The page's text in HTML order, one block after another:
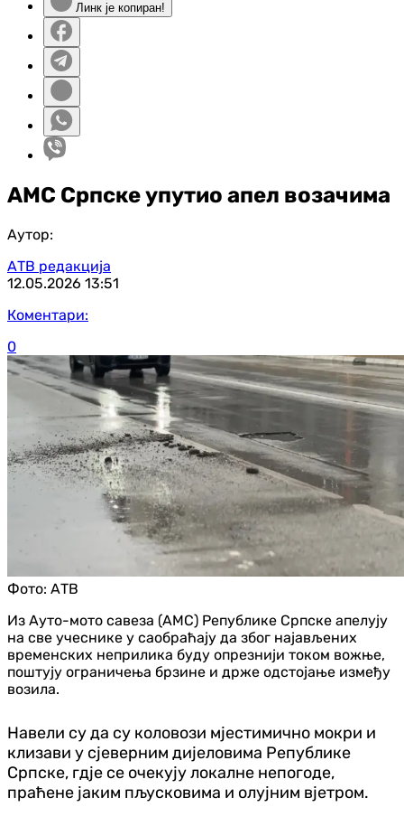
Линк је копиран!
АМС Српске упутио апел возачима
Аутор:
АТВ редакција
12.05.2026 13:51
Коментари:
0
Фото: АТВ
Из Ауто-мото савеза (АМС) Републике Српске апелују
на све учеснике у саобраћају да због најављених
временских неприлика буду опрезнији током вожње,
поштују ограничења брзине и држе одстојање између
возила.
Навели су да су коловози мјестимично мокри и
клизави у сјеверним дијеловима Републике
Српске, гд‌је се очекују локалне непогоде,
праћене јаким пљусковима и олујним вјетром.